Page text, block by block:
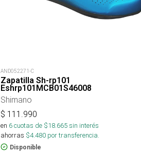
AND052271-C
Zapatilla Sh-rp101
Eshrp101MCB01S46008
Shimano
$ 111.990
en 6cuotas de $18.665sin interés
ahorras $4.480 por transferencia.
Disponible